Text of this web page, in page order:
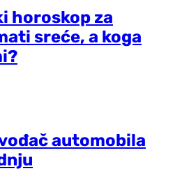
horoskop za
sreće, a koga
automobila